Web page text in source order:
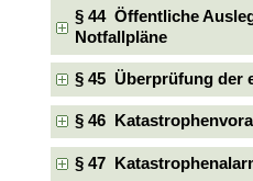
§ 44 Öffentliche
Notfallpläne
§ 45 Überprüfung der
§ 46
§ 47